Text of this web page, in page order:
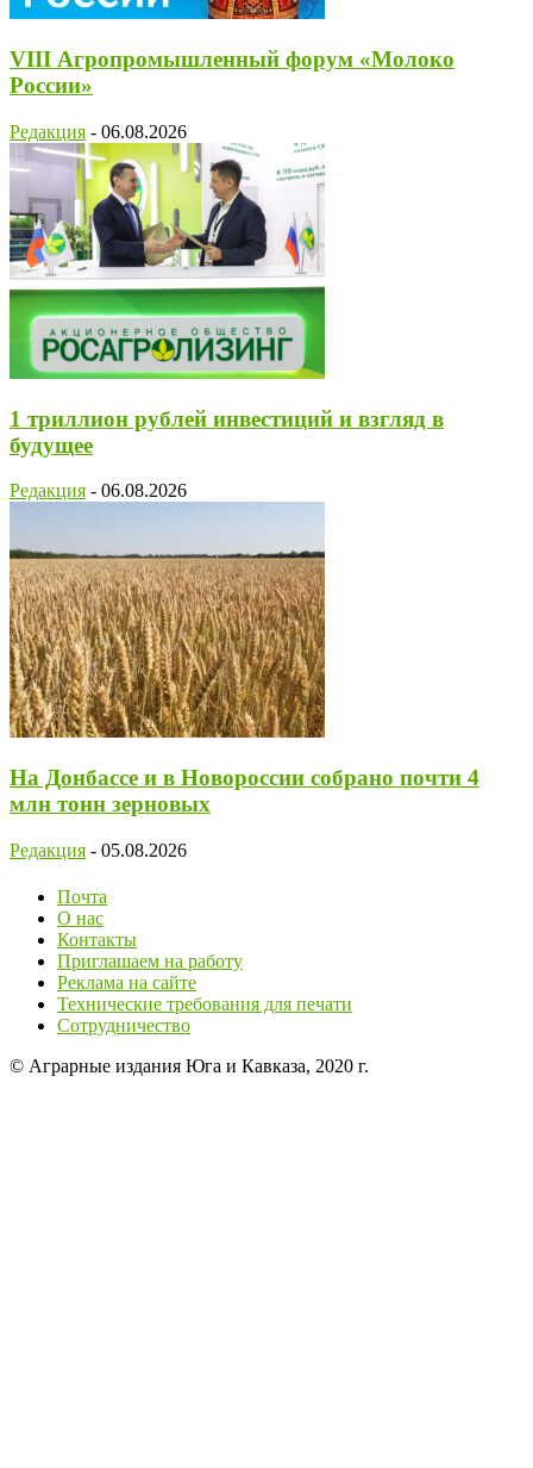
VIII Агропромышленный форум «Молоко
России»
Редакция - 06.08.2026
1 триллион рублей инвестиций и взгляд в
будущее
Редакция - 06.08.2026
На Донбассе и в Новороссии собрано почти 4
млн тонн зерновых
Редакция - 05.08.2026
Почта
О нас
Контакты
Приглашаем на работу
Реклама на сайте
Технические требования для печати
Сотрудничество
© Аграрные издания Юга и Кавказа, 2020 г.